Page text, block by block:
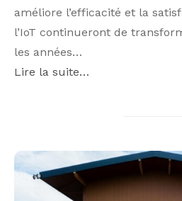
améliore l’efficacité et la
l’IoT continueront de
les années…
Lire la suite…